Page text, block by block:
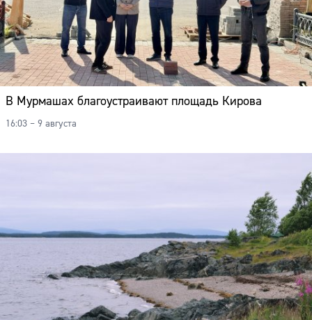
В Мурмашах благоустраивают площадь Кирова
16:03 – 9 августа